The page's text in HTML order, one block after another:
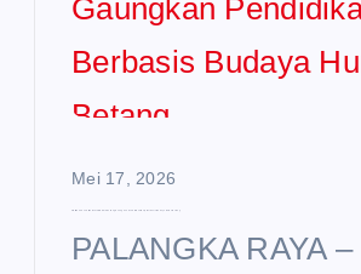
Mei 17, 2026
PALANGKA RAYA –